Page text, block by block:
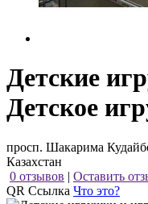
Детские
Детское
просп. Шакарима
Казахстан
0 отзывов | Оставить
QR Ссылка Что это?